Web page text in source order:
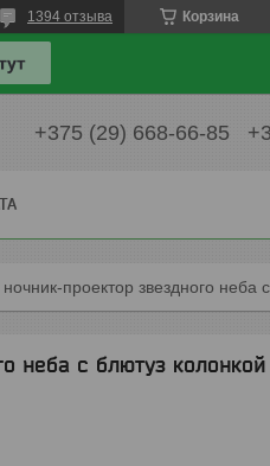
Корзина
1394 отзыва
+375 (29) 668-66-85
неба с блютуз